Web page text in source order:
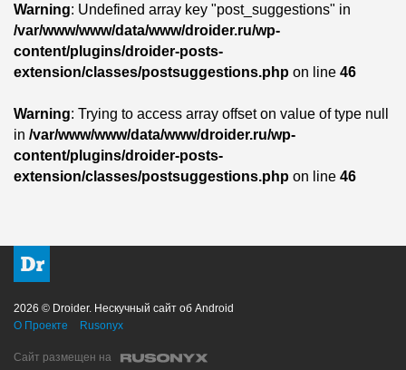
Warning: Undefined array key "post_suggestions" in
/var/www/www/data/www/droider.ru/wp-
content/plugins/droider-posts-
extension/classes/postsuggestions.php on line 46
Warning: Trying to access array offset on value of type null
in /var/www/www/data/www/droider.ru/wp-
content/plugins/droider-posts-
extension/classes/postsuggestions.php on line 46
2026 © Droider. Нескучный сайт об Android
О Проекте
Rusonyx
Сайт размещен на